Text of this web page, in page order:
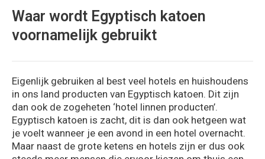
Waar wordt Egyptisch katoen
voornamelijk gebruikt
Eigenlijk gebruiken al best veel hotels en huishoudens
in ons land producten van Egyptisch katoen. Dit zijn
dan ook de zogeheten ‘hotel linnen producten’.
Egyptisch katoen is zacht, dit is dan ook hetgeen wat
je voelt wanneer je een avond in een hotel overnacht.
Maar naast de grote ketens en hotels zijn er dus ook